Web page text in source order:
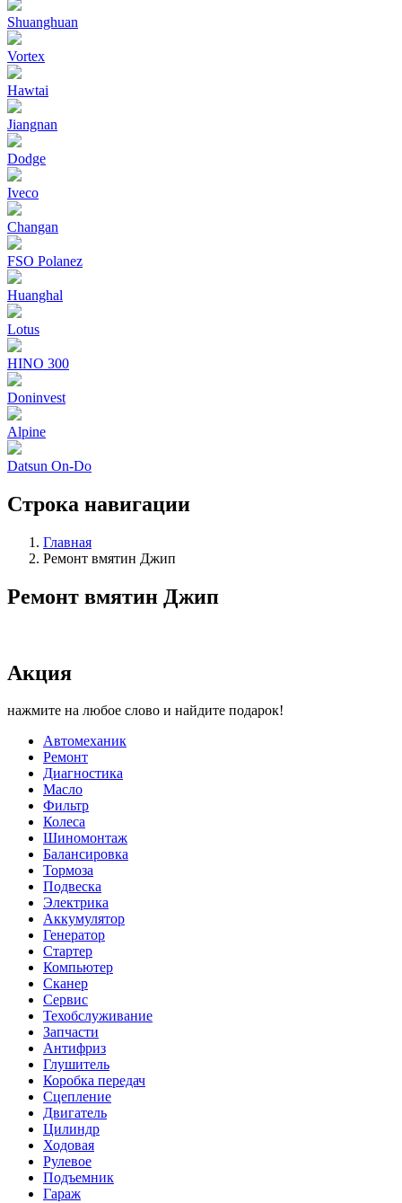
Shuanghuan
Vortex
Hawtai
Jiangnan
Dodge
Iveco
Changan
FSO Polanez
Huanghal
Lotus
HINO 300
Doninvest
Alpine
Datsun On-Do
Строка навигации
Главная
Ремонт вмятин Джип
Ремонт вмятин Джип
Акция
нажмите на любое слово и найдите подарок!
Автомеханик
Ремонт
Диагностика
Масло
Фильтр
Колеса
Шиномонтаж
Балансировка
Тормоза
Подвеска
Электрика
Аккумулятор
Генератор
Стартер
Компьютер
Сканер
Сервис
Техобслуживание
Запчасти
Антифриз
Глушитель
Коробка передач
Сцепление
Двигатель
Цилиндр
Ходовая
Рулевое
Подъемник
Гараж